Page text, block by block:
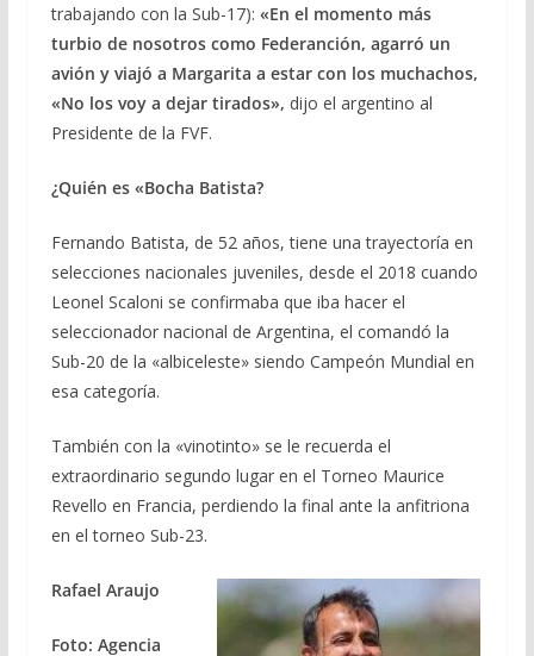
trabajando con la Sub-17): «En el momento más
turbio de nosotros como Federanción, agarró un
avión y viajó a Margarita a estar con los muchachos,
«No los voy a dejar tirados», dijo el argentino al
Presidente de la FVF.
¿Quién es «Bocha Batista?
Fernando Batista, de 52 años, tiene una trayectoría en
selecciones nacionales juveniles, desde el 2018 cuando
Leonel Scaloni se confirmaba que iba hacer el
seleccionador nacional de Argentina, el comandó la
Sub-20 de la «albiceleste» siendo Campeón Mundial en
esa categoría.
También con la «vinotinto» se le recuerda el
extraordinario segundo lugar en el Torneo Maurice
Revello en Francia, perdiendo la final ante la anfitriona
en el torneo Sub-23.
Rafael Araujo
Foto: Agencia